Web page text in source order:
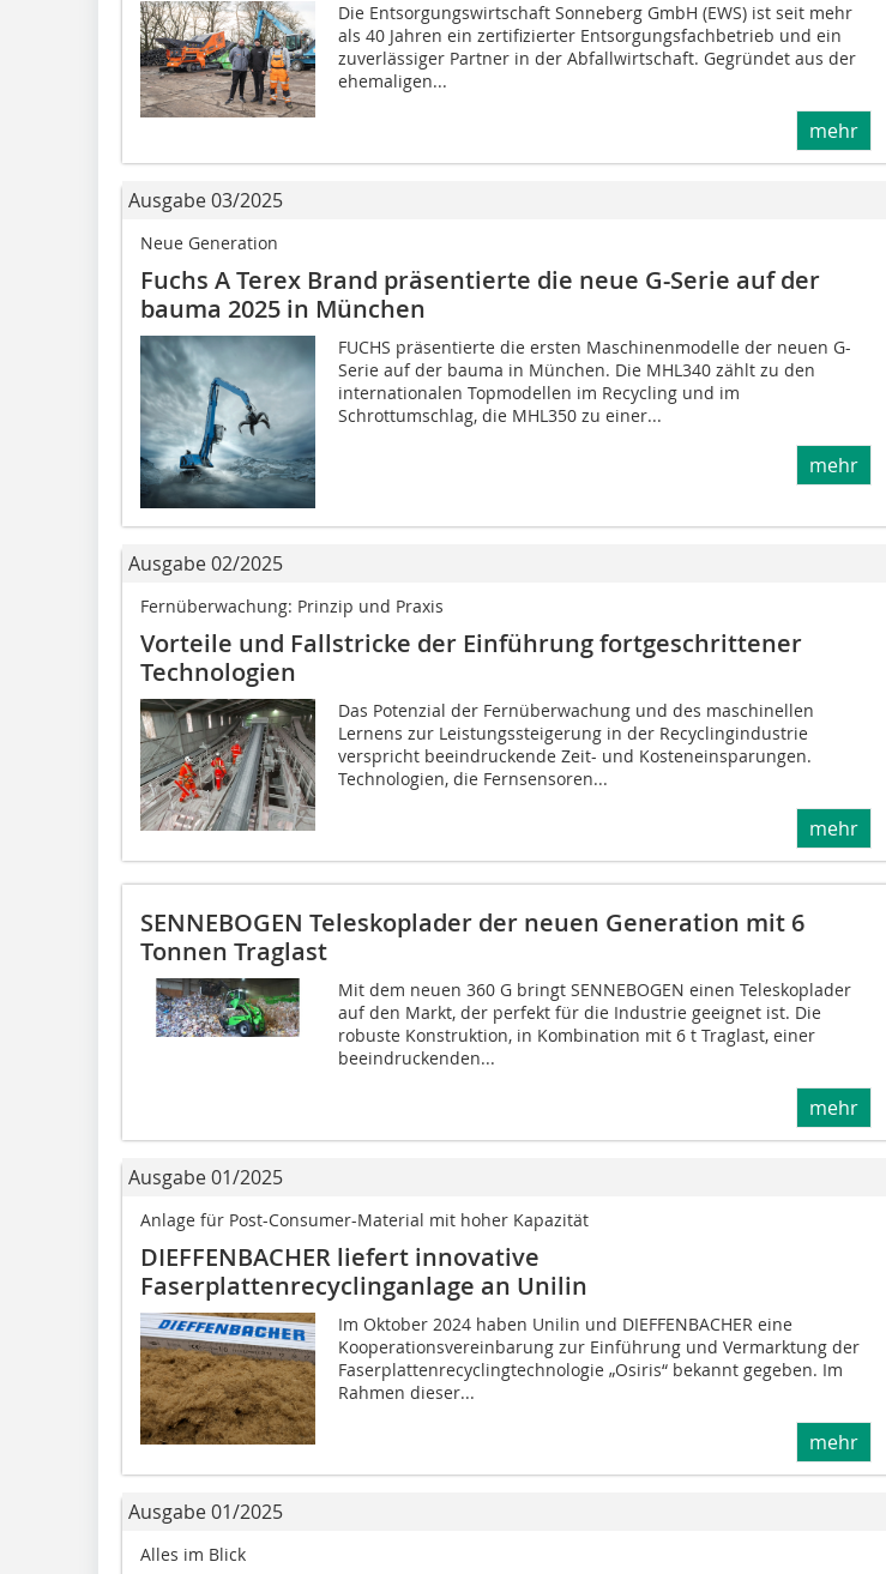
Die Entsorgungswirtschaft Sonneberg GmbH (EWS) ist seit mehr
als 40 Jahren ein zertifizierter Entsorgungsfachbetrieb und ein
zuverlässiger Partner in der Abfallwirtschaft. Gegründet aus der
ehemaligen...
mehr
Ausgabe 03/2025
Neue Generation
Fuchs A Terex Brand präsentierte die neue G-Serie auf der
bauma 2025 in München
FUCHS präsentierte die ersten Maschinen­modelle der neuen G-
Serie auf der bauma in München. Die MHL340 zählt zu den
internationalen Topmodellen im Recycling und im
Schrottumschlag, die MHL350 zu einer...
mehr
Ausgabe 02/2025
Fernüberwachung: Prinzip und Praxis
Vorteile und Fallstricke der Einführung fortgeschrittener
Technologien
Das Potenzial der Fernüberwachung und des maschinellen
Lernens zur Leistungssteigerung in der Recyclingindustrie
verspricht beeindruckende Zeit- und Kosteneinsparungen.
Technologien, die Fernsensoren...
mehr
SENNEBOGEN Teleskoplader der neuen Generation mit 6
Tonnen Traglast
Mit dem neuen 360 G bringt SENNEBOGEN einen Teleskoplader
auf den Markt, der perfekt für die Industrie geeignet ist. Die
robuste Konstruktion, in Kombination mit 6 t Traglast, einer
beeindruckenden...
mehr
Ausgabe 01/2025
Anlage für Post-Consumer-Material mit hoher Kapazität
DIEFFENBACHER liefert innovative
Faserplattenrecyclinganlage an Unilin
Im Oktober 2024 haben Unilin und DIEFFEN­BACHER eine
Kooperationsvereinbarung zur Einführung und Vermarktung der
Faser­platten­recyclingtechnologie „Osiris“ bekannt gegeben. Im
Rahmen dieser...
mehr
Ausgabe 01/2025
Alles im Blick